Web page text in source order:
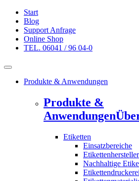
Start
Blog
Support Anfrage
Online Shop
TEL. 06041 / 96 04-0
Produkte & Anwendungen
Produkte &
Anwendungen
Etiketten
Einsatzbereiche
Etikettenhersteller
Nachhaltige
Etikettendruckerei